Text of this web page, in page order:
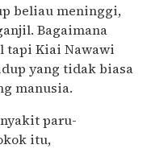
beliau meninggi,
Bagaimana
tapi Kiai Nawawi
yang tidak biasa
manusia.
paru-
itu,